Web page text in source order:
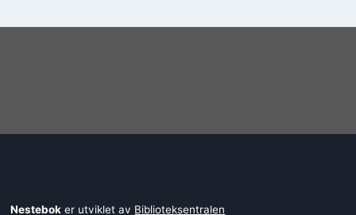
Nestebok er utviklet av Biblioteksentralen